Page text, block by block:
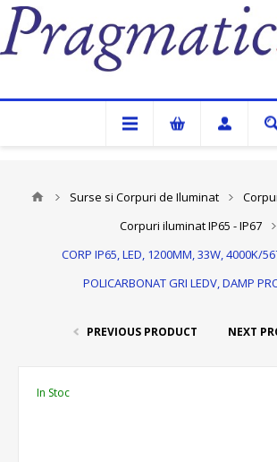
Pragmatic TCV
Surse si Corpuri de Iluminat
Corpuri iluminat IP65 - IP67
CORP IP65, LED, 1200MM, 33W, 4000K/
POLICARBONAT GRI LEDV, DAMP
PREVIOUS PRODUCT NEXT
In Stoc